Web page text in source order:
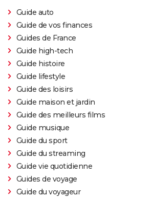
Guide auto
Guide de vos finances
Guides de France
Guide high-tech
Guide histoire
Guide lifestyle
Guide des loisirs
Guide maison et jardin
Guide des meilleurs films
Guide musique
Guide du sport
Guide du streaming
Guide vie quotidienne
Guides de voyage
Guide du voyageur